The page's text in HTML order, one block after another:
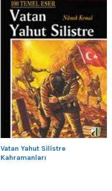
Vatan Yahut Silistre
Kahramanları